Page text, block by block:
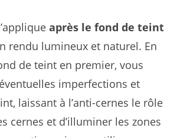
après le fond de teint
rendu lumineux et naturel. En
de teint en premier, vous
imperfections et
laissant à l’anti-cernes le rôle
cernes et d’illuminer les zones